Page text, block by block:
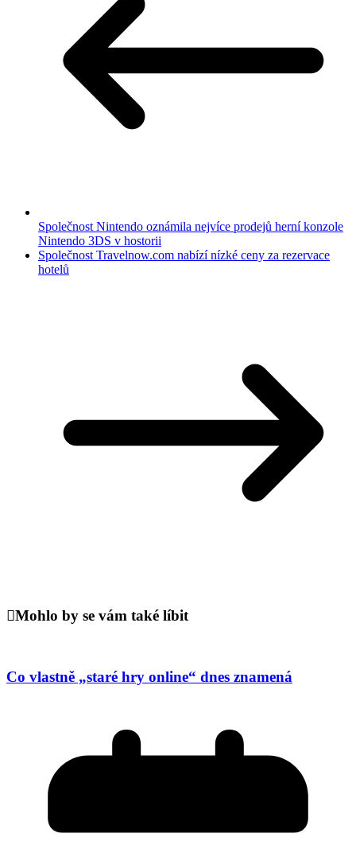
Společnost Nintendo oznámila nejvíce prodejů herní konzole
Nintendo 3DS v hostorii
Společnost Travelnow.com nabízí nízké ceny za rezervace
hotelů
Mohlo by se vám také líbit
Co vlastně „staré hry online“ dnes znamená